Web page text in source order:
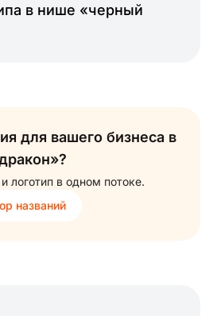
в нише «черный
для вашего бизнеса в
логотип в одном потоке.
названий